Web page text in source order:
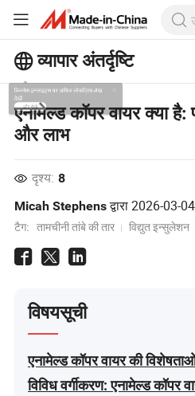
व्यापार अंतर्दृष्टि
बिजनेस इनसाइट्स पर अधिक
देखें!
और देखें
एनामेल्ड कॉपर वायर क्या है:
और लाभ
दृश्य: 8
Micah Stephensद्वारा2026-03-04
टैग: तामचीनी तांबे की तार विद्युत इन्सुलेशन
विषयसूची
एनामेल्ड कॉपर वायर की
विविध वर्गीकरण: एनामेल्ड कॉपर